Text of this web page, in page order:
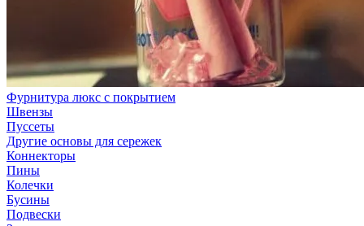
Фурнитура люкс с покрытием
Швензы
Пуссеты
Другие основы для сережек
Коннекторы
Пины
Колечки
Бусины
Подвески